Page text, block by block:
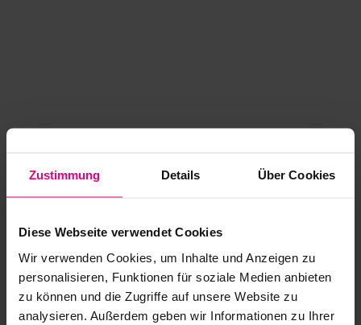
Zustimmung Details Über Cookies
Diese Webseite verwendet Cookies
Wir verwenden Cookies, um Inhalte und Anzeigen zu
personalisieren, Funktionen für soziale Medien anbieten
zu können und die Zugriffe auf unsere Website zu
analysieren. Außerdem geben wir Informationen zu Ihrer